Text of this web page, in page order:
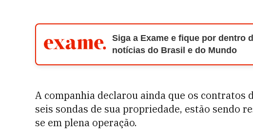
Siga a Exame e fique por dentro
notícias do Brasil e do Mundo
A companhia declarou ainda que os contratos
seis sondas de sua propriedade, estão sendo
se em plena operação.